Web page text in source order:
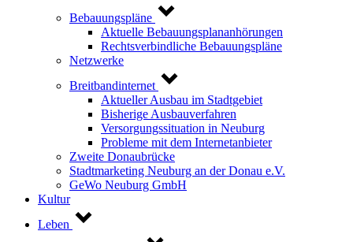
Bebauungspläne
Aktuelle Bebauungsplananhörungen
Rechtsverbindliche Bebauungspläne
Netzwerke
Breitbandinternet
Aktueller Ausbau im Stadtgebiet
Bisherige Ausbauverfahren
Versorgungssituation in Neuburg
Probleme mit dem Internetanbieter
Zweite Donaubrücke
Stadtmarketing Neuburg an der Donau e.V.
GeWo Neuburg GmbH
Kultur
Leben